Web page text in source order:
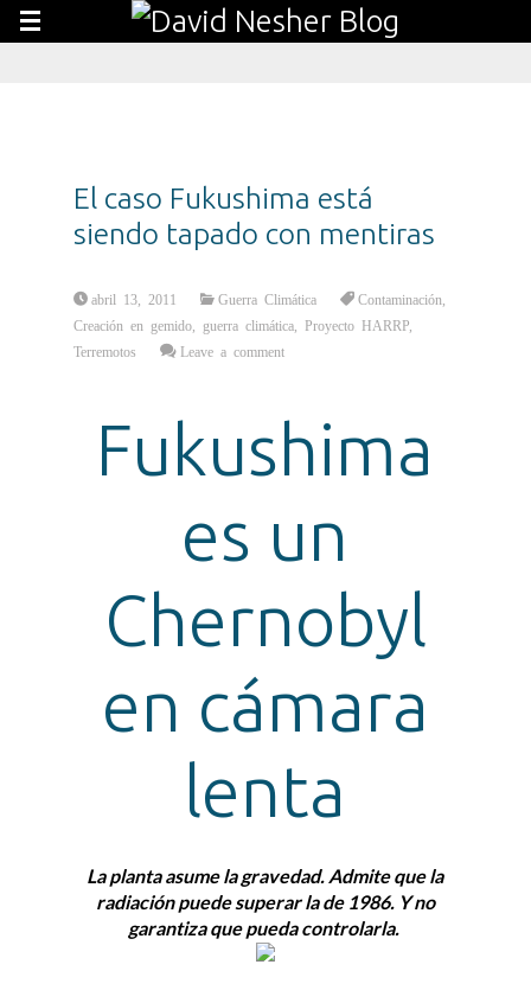
El caso Fukushima está
siendo tapado con mentiras
abril 13, 2011 Guerra Climática Contaminación
Creación en gemido
guerra climática Proyecto HARRP
Terremotos
Leave a comment
Fukushima
es un
Chernobyl
en cámara
lenta
La planta asume la gravedad. Admite que la
radiación puede superar la de 1986. Y no
garantiza que pueda controlarla.